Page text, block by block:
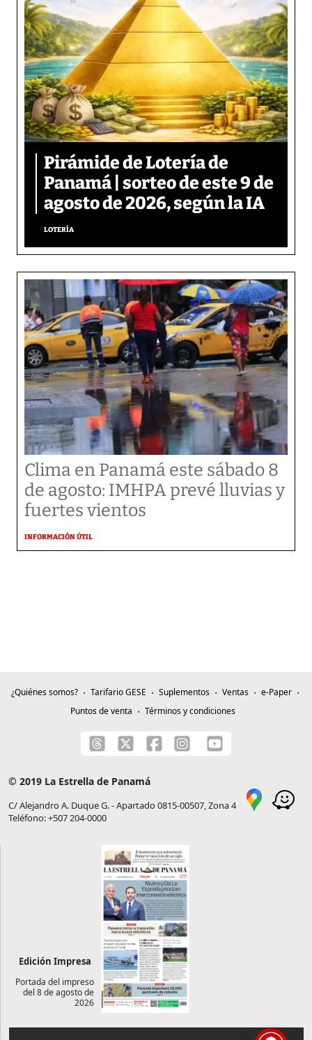
Pirámide de Lotería de
Panamá | sorteo de este 9 de
agosto de 2026, según la IA
LOTERÍA
Clima en Panamá este sábado 8
de agosto: IMHPA prevé lluvias y
fuertes vientos
INFORMACIÓN ÚTIL
¿Quiénes somos? Tarifario GESE Suplementos Ventas
e-Paper
Puntos de venta
Términos y condiciones
© 2019 La Estrella de Panamá
C/ Alejandro A. Duque G. - Apartado 0815-00507, Zona 4
Teléfono: +507 204-0000
Edición Impresa
Portada del impreso
del 8 de agosto de
2026